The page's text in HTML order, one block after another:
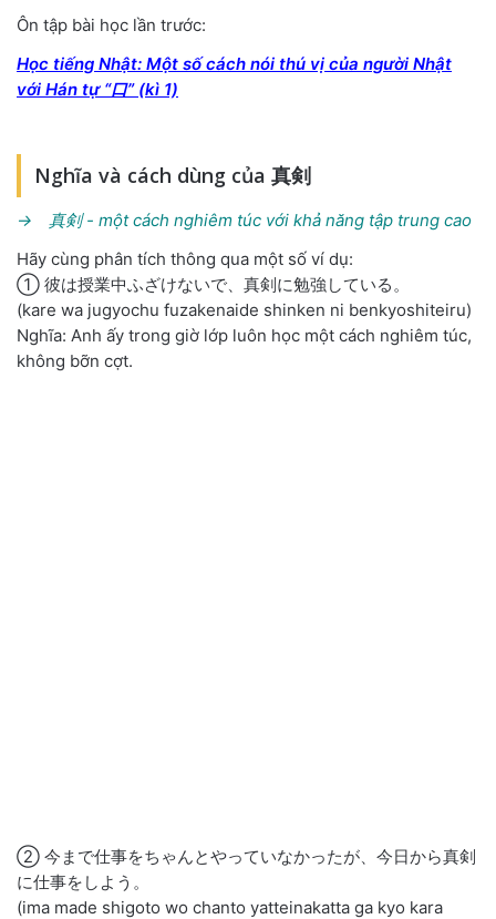
Ôn tập bài học lần trước:
Học tiếng Nhật: Một số cách nói thú vị của người Nhật
với Hán tự “口” (kì 1)
Nghĩa và cách dùng của 真剣
→ 真剣 - một cách nghiêm túc với khả năng tập trung cao
Hãy cùng phân tích thông qua một số ví dụ:
① 彼は授業中ふざけないで、真剣に勉強している。
(kare wa jugyochu fuzakenaide shinken ni benkyoshiteiru)
Nghĩa: Anh ấy trong giờ lớp luôn học một cách nghiêm túc,
không bỡn cợt.
② 今まで仕事をちゃんとやっていなかったが、今日から真剣
に仕事をしよう。
(ima made shigoto wo chanto yatteinakatta ga kyo kara